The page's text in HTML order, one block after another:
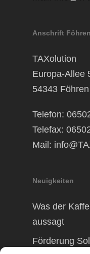
Anschrift Föhren
TAXolution
Europa-Allee
54343 Föhren
Telefon:
Telefax:
Mail:
Neuigkeiten
Was der
aussagt
Förderung